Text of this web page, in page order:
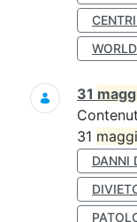
31
31
DANNI